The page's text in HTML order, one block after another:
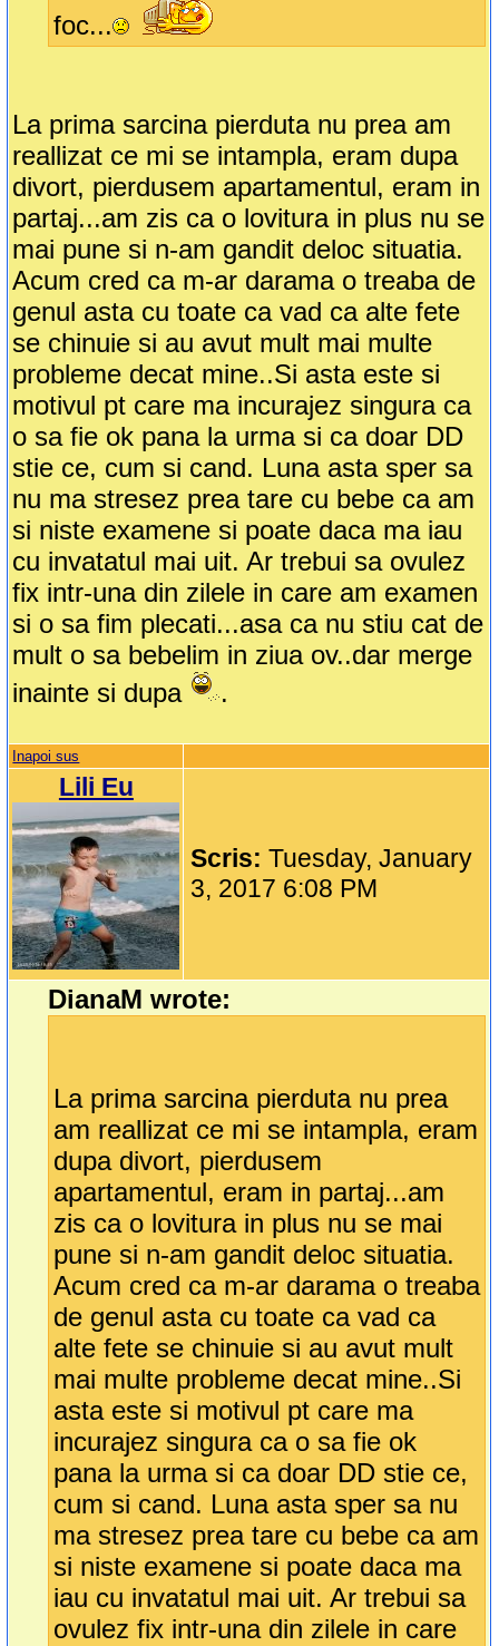
foc...
La prima sarcina pierduta nu prea am
reallizat ce mi se intampla, eram dupa
divort, pierdusem apartamentul, eram in
partaj...am zis ca o lovitura in plus nu se
mai pune si n-am gandit deloc situatia.
Acum cred ca m-ar darama o treaba de
genul asta cu toate ca vad ca alte fete
se chinuie si au avut mult mai multe
probleme decat mine..Si asta este si
motivul pt care ma incurajez singura ca
o sa fie ok pana la urma si ca doar DD
stie ce, cum si cand. Luna asta sper sa
nu ma stresez prea tare cu bebe ca am
si niste examene si poate daca ma iau
cu invatatul mai uit. Ar trebui sa ovulez
fix intr-una din zilele in care am examen
si o sa fim plecati...asa ca nu stiu cat de
mult o sa bebelim in ziua ov..dar merge
inainte si dupa
.
Inapoi sus
Lili Eu
Scris:Tuesday, January
3, 2017 6:08 PM
DianaM wrote:
La prima sarcina pierduta nu prea
am reallizat ce mi se intampla, eram
dupa divort, pierdusem
apartamentul, eram in partaj...am
zis ca o lovitura in plus nu se mai
pune si n-am gandit deloc situatia.
Acum cred ca m-ar darama o treaba
de genul asta cu toate ca vad ca
alte fete se chinuie si au avut mult
mai multe probleme decat mine..Si
asta este si motivul pt care ma
incurajez singura ca o sa fie ok
pana la urma si ca doar DD stie ce,
cum si cand. Luna asta sper sa nu
ma stresez prea tare cu bebe ca am
si niste examene si poate daca ma
iau cu invatatul mai uit. Ar trebui sa
ovulez fix intr-una din zilele in care